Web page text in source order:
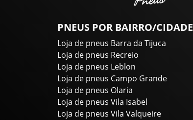
PNEUS POR BAIRRO/CIDADE
Loja de pneus Barra da Tijuca
Loja de pneus Recreio
Loja de pneus Leblon
Loja de pneus Campo Grande
Loja de pneus Olaria
Loja de pneus Vila Isabel
Loja de pneus Vila Valqueire